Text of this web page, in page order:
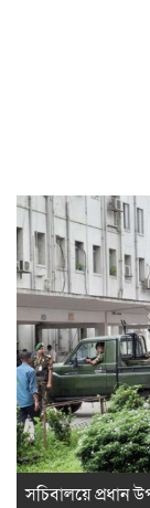
সচিবালয়ে প্রধান